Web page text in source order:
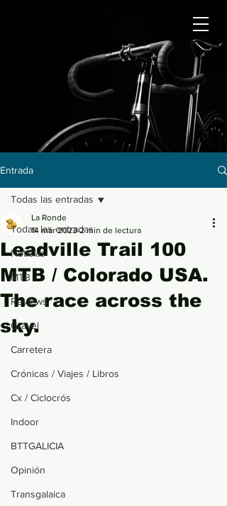
Entrada
Todas las entradas
Noticias
MTB
Reviews
Gravel
Carretera
Crónicas / Viajes / Libros
Cx / Ciclocrós
Indoor
BTTGALICIA
Opinión
Transgalaica
Todas las entradas
Leadville Trail 100
MTB / Colorado USA.
The race across the
sky.
La Ronde
14 mar 2023 2 min de lectura